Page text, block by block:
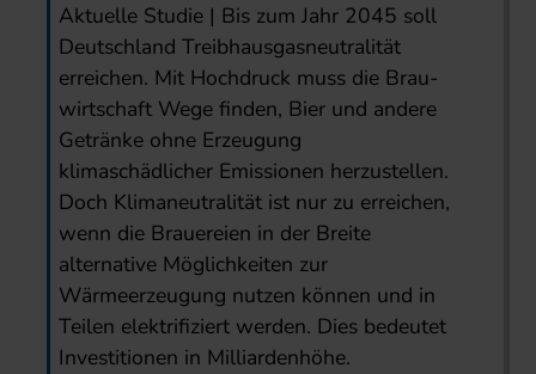
Aktuelle Studie | Bis zum Jahr 2045 soll
Deutschland Treib­hausgasneutralität
erreichen. Mit Hochdruck muss die Brau­
wirtschaft Wege finden, Bier und andere
Getränke ohne Erzeu­gung
klimaschädlicher Emissionen herzustellen.
Doch Klimaneu­tralität ist nur zu erreichen,
wenn die Brauereien in der Breite
alternative Möglichkeiten zur
Wärmeerzeugung nutzen können und in
Teilen elektrifiziert werden. Dies bedeutet
Investitionen in Milliardenhöhe.